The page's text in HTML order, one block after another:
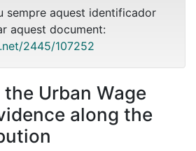
sempre aquest identificador
aquest document:
2445/107252
Urban Wage
along the